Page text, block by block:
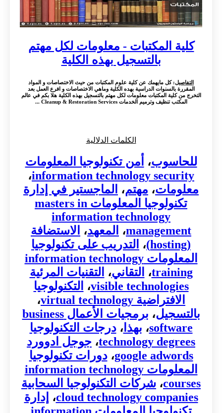
كلية المكتبات - معلومات لكل مهتم
بالتسجيل بهذه الكلية
التفاصيل: كل مايهمك عن كلية علوم المكتبات من حيث الاختصاصات و المواد
المقررة بالسنوات الدراسية بهده الكلية وماهي الاختصاصات و افرع العمل بعد
التخرج من كلية المكتبات معلومات لكل مهتم بالتسجيل بهذه الكلية هلا بكم في عالم
المكتب تنظيف وترميم الخدمات Cleanup & Restoration Services ...
الكلمات الدلالية
للحاسوب،
أمن تكنولوجيا المعلومات
information technology security،
معلومات، مهتم،
الماجستير في إدارة
تكنولوجيا المعلومات masters in
information technology
management، المعهد،
الاستضافة
(hosting)
،
التدريب على تكنولوجيا
المعلومات information technology
training، التقاني،
التقنيات المرئية
visible technologies،
التكنولوجيا
الافتراضية virtual technology
،
بالتسجيل،
برمجيات الأعمال business
software، بهذا ،درجات التكنولوجيا
technology degrees، جوجل ادوورد
google adwords،دورات تكنولوجيا
المعلومات information technology
courses، شركات التكنولوجيا السحابية
cloud technology companies، إدارة